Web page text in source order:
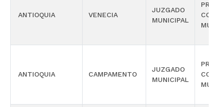
ANTIOQUIA VENECIA
JUZGADO
MUNICIPAL
ANTIOQUIA CAMPAMENTO
JUZGADO
MUNICIPAL